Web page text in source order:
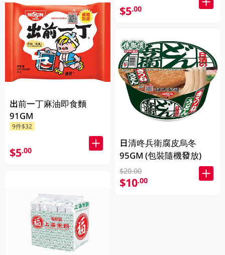
出前一丁麻油即食麵
91GM
9件$32
$5.00
$5.00
日清咚兵衛腐皮烏冬
95GM (包裝隨機發放)
$20.00
$10.00